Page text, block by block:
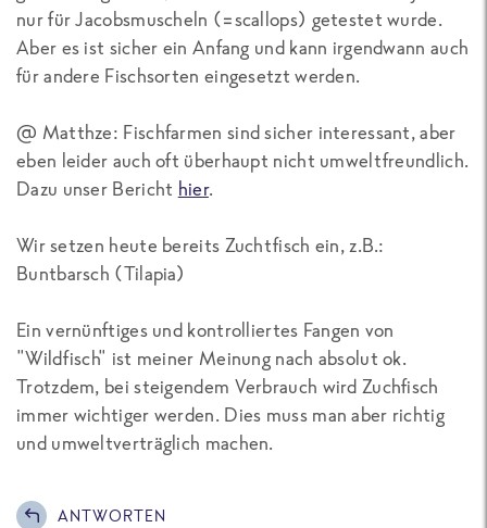
nur für Jacobsmuscheln (=scallops) getestet wurde.
Aber es ist sicher ein Anfang und kann irgendwann auch
für andere Fischsorten eingesetzt werden.
@ Matthze: Fischfarmen sind sicher interessant, aber
eben leider auch oft überhaupt nicht umweltfreundlich.
Dazu unser Bericht hier.
Wir setzen heute bereits Zuchtfisch ein, z.B.:
Buntbarsch (Tilapia)
Ein vernünftiges und kontrolliertes Fangen von
"Wildfisch" ist meiner Meinung nach absolut ok.
Trotzdem, bei steigendem Verbrauch wird Zuchfisch
immer wichtiger werden. Dies muss man aber richtig
und umweltverträglich machen.
ANTWORTEN